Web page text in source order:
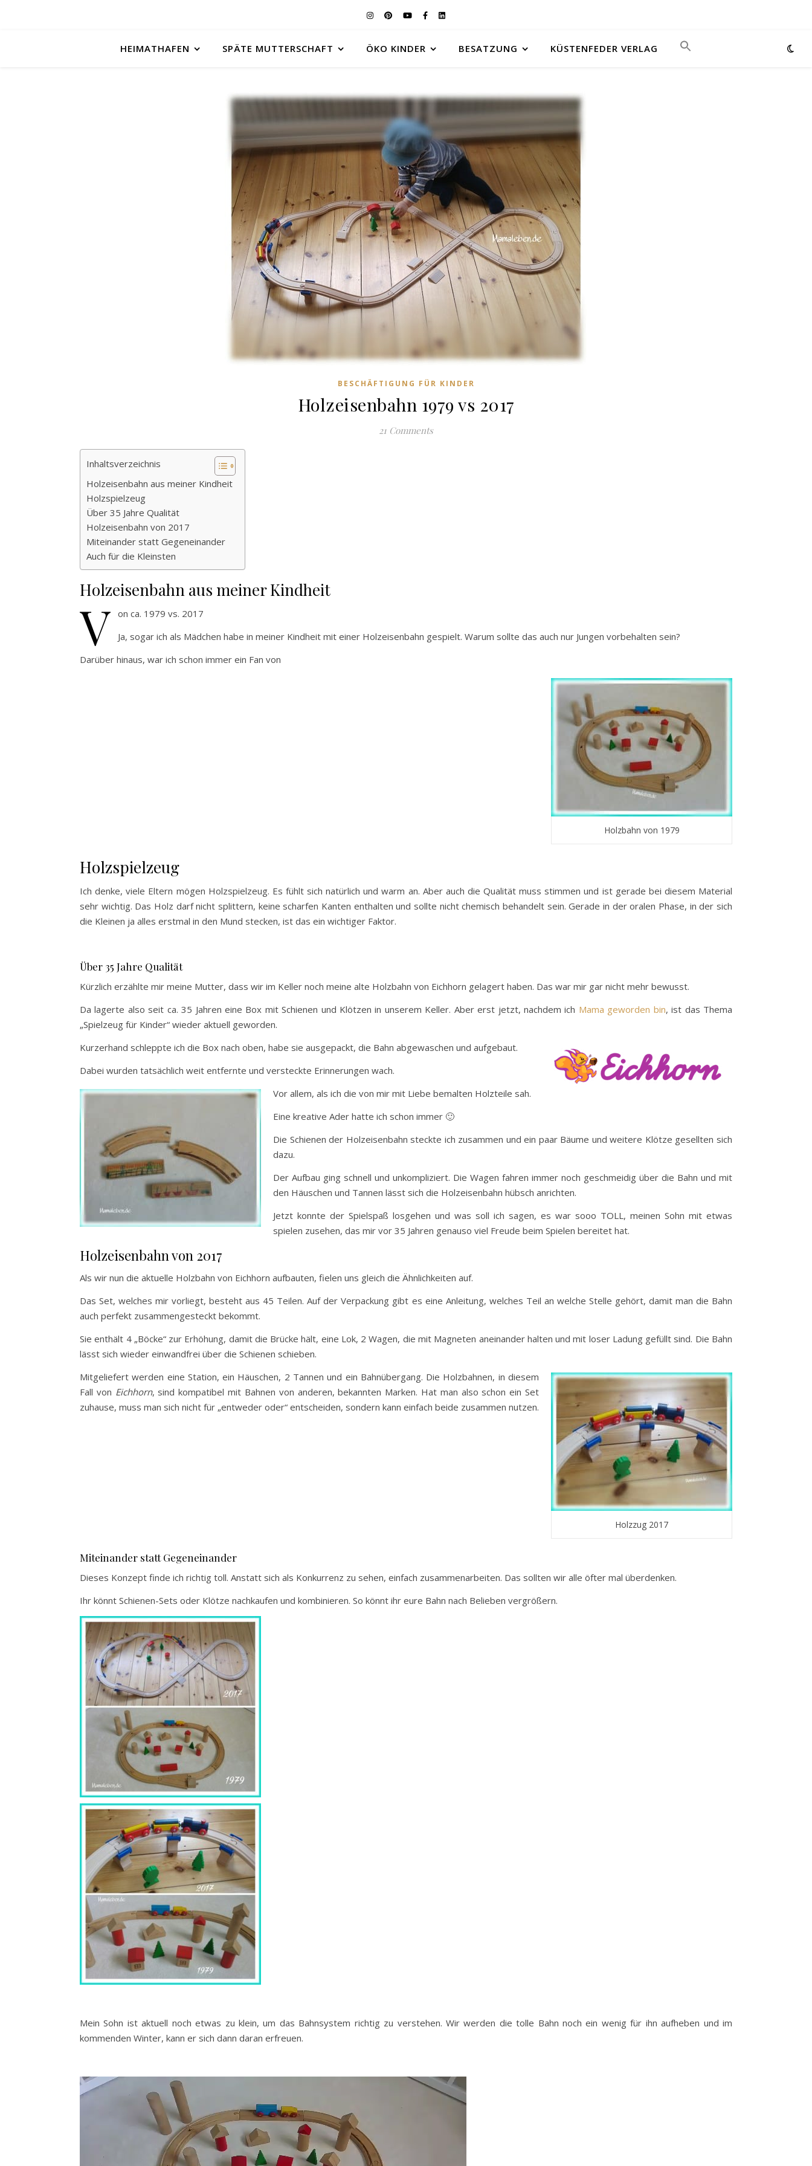
HEIMATHAFEN SPÄTE MUTTERSCHAFT ÖKO KINDER BESATZUNG KÜSTENFEDER VERLAG
BESCHÄFTIGUNG FÜR KINDER
Holzeisenbahn 1979 vs 2017
21 Comments
Inhaltsverzeichnis
Holzeisenbahn aus meiner Kindheit
Holzspielzeug
Über 35 Jahre Qualität
Holzeisenbahn von 2017
Miteinander statt Gegeneinander
Auch für die Kleinsten
Holzeisenbahn aus meiner Kindheit
v on ca. 1979 vs. 2017
Ja, sogar ich als Mädchen habe in meiner Kindheit mit einer Holzeisenbahn gespielt. Warum sollte das auch nur Jungen vorbehalten sein?
Darüber hinaus, war ich schon immer ein Fan von
Holzbahn von 1979
Holzspielzeug
Ich denke, viele Eltern mögen Holzspielzeug. Es fühlt sich natürlich und warm an. Aber auch die Qualität muss stimmen und ist gerade bei diesem Material
sehr wichtig. Das Holz darf nicht splittern, keine scharfen Kanten enthalten und sollte nicht chemisch behandelt sein. Gerade in der oralen Phase, in der sich
die Kleinen ja alles erstmal in den Mund stecken, ist das ein wichtiger Faktor.
Über 35 Jahre Qualität
Kürzlich erzählte mir meine Mutter, dass wir im Keller noch meine alte Holzbahn von Eichhorn gelagert haben. Das war mir gar nicht mehr bewusst.
Da lagerte also seit ca. 35 Jahren eine Box mit Schienen und Klötzen in unserem Keller. Aber erst jetzt, nachdem ich Mama geworden bin, ist das Thema
„Spielzeug für Kinder“ wieder aktuell geworden.
Kurzerhand schleppte ich die Box nach oben, habe sie ausgepackt, die Bahn abgewaschen und aufgebaut.
Dabei wurden tatsächlich weit entfernte und versteckte Erinnerungen wach.
Vor allem, als ich die von mir mit Liebe bemalten Holzteile sah.
Eine kreative Ader hatte ich schon immer 🙂
Die Schienen der Holzeisenbahn steckte ich zusammen und ein paar Bäume und weitere Klötze gesellten sich
dazu.
Der Aufbau ging schnell und unkompliziert. Die Wagen fahren immer noch geschmeidig über die Bahn und mit
den Häuschen und Tannen lässt sich die Holzeisenbahn hübsch anrichten.
Jetzt konnte der Spielspaß losgehen und was soll ich sagen, es war sooo TOLL, meinen Sohn mit etwas
spielen zusehen, das mir vor 35 Jahren genauso viel Freude beim Spielen bereitet hat.
Holzeisenbahn von 2017
Als wir nun die aktuelle Holzbahn von Eichhorn aufbauten, fielen uns gleich die Ähnlichkeiten auf.
Das Set, welches mir vorliegt, besteht aus 45 Teilen. Auf der Verpackung gibt es eine Anleitung, welches Teil an welche Stelle gehört, damit man die Bahn
auch perfekt zusammengesteckt bekommt.
Sie enthält 4 „Böcke“ zur Erhöhung, damit die Brücke hält, eine Lok, 2 Wagen, die mit Magneten aneinander halten und mit loser Ladung gefüllt sind. Die Bahn
lässt sich wieder einwandfrei über die Schienen schieben.
Holzzug 2017
Mitgeliefert werden eine Station, ein Häuschen, 2 Tannen und ein Bahnübergang. Die Holzbahnen, in diesem
Fall von Eichhorn, sind kompatibel mit Bahnen von anderen, bekannten Marken. Hat man also schon ein Set
zuhause, muss man sich nicht für „entweder oder“ entscheiden, sondern kann einfach beide zusammen nutzen.
Miteinander statt Gegeneinander
Dieses Konzept finde ich richtig toll. Anstatt sich als Konkurrenz zu sehen, einfach zusammenarbeiten. Das sollten wir alle öfter mal überdenken.
Ihr könnt Schienen-Sets oder Klötze nachkaufen und kombinieren. So könnt ihr eure Bahn nach Belieben vergrößern.
Mein Sohn ist aktuell noch etwas zu klein, um das Bahnsystem richtig zu verstehen. Wir werden die tolle Bahn noch ein wenig für ihn aufheben und im
kommenden Winter, kann er sich dann daran erfreuen.
Video-
Player